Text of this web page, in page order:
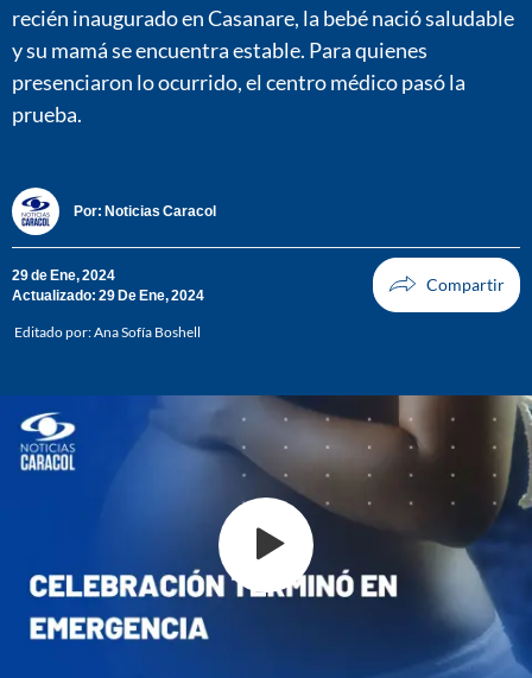
recién inaugurado en Casanare, la bebé nació saludable
y su mamá se encuentra estable. Para quienes
presenciaron lo ocurrido, el centro médico pasó la
prueba.
Por: Noticias Caracol
29 de Ene, 2024
Actualizado: 29 De Ene, 2024
Editado por:Ana Sofía Boshell